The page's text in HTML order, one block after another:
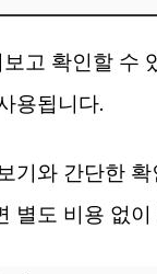
고 확인할 수
용됩니다.
기와 간단한
별도 비용 없